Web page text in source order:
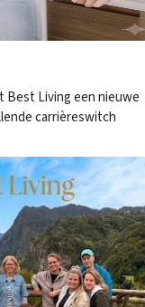
Best Living een nieuwe
carrièreswitch